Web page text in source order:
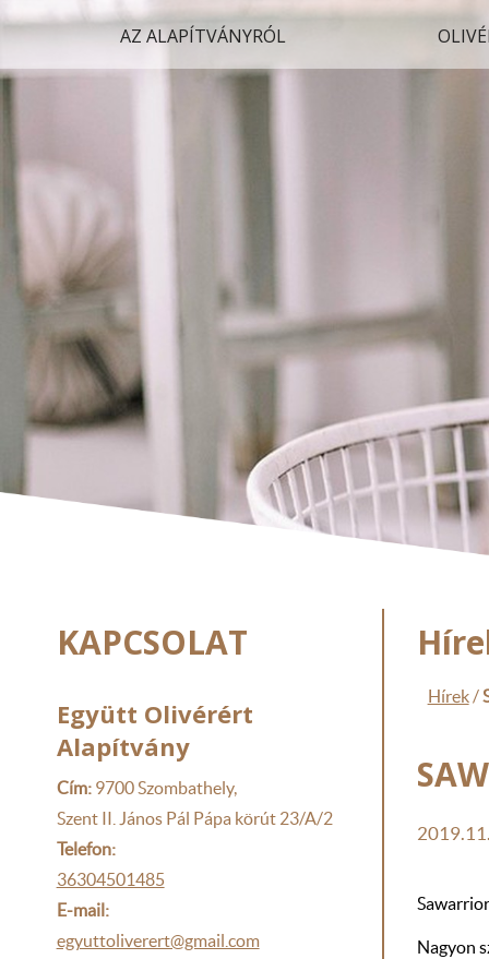
AZ ALAPÍTVÁNYRÓL
KAPCSOLAT
Együtt Olivérért
Alapítvány
Cím:9700 Szombathely,
Szent II. János Pál Pápa körút 23/A/2
Telefon:
36304501485
E-mail:
egyuttoliverert@gmail.com
Hírek/
Nagyon